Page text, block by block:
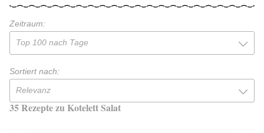
Zeitraum:
Top 100 nach Tage
Sortiert nach:
Relevanz
35 Rezepte zu Kotelett Salat